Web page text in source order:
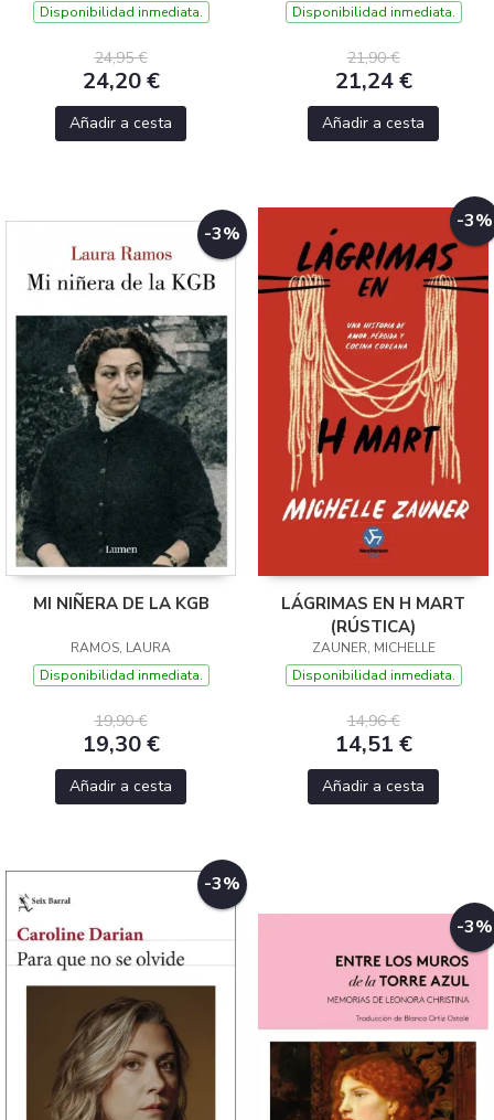
Disponibilidad inmediata.
24,95 €
24,20 €
Añadir a cesta
Disponibilidad inmediata.
21,90 €
21,24 €
Añadir a cesta
-3%
MI NIÑERA DE LA KGB
RAMOS, LAURA
Disponibilidad inmediata.
19,90 €
19,30 €
Añadir a cesta
-3%
LÁGRIMAS EN H MART
(RÚSTICA)
ZAUNER, MICHELLE
Disponibilidad inmediata.
14,96 €
14,51 €
Añadir a cesta
-3%
-3%